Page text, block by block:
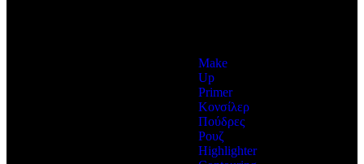
Make
Up
Primer
Κονσίλερ
Πούδρες
Ρουζ
Highlighter